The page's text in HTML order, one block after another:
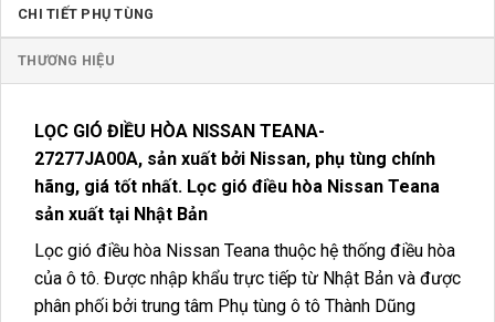
CHI TIẾT PHỤ TÙNG
THƯƠNG HIỆU
LỌC GIÓ ĐIỀU HÒA NISSAN TEANA-
27277JA00A, sản xuất bởi Nissan, phụ tùng chính
hãng, giá tốt nhất. Lọc gió điều hòa Nissan Teana
sản xuất tại Nhật Bản
Lọc gió điều hòa Nissan Teana thuộc hệ thống điều hòa
của ô tô. Được nhập khẩu trực tiếp từ Nhật Bản và được
phân phối bởi trung tâm Phụ tùng ô tô Thành Dũng